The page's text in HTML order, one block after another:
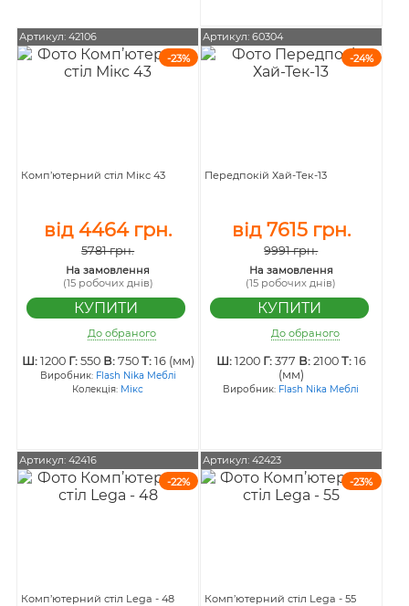
Артикул: 42106
-23%
Комп’ютерний стіл Мікс 43
від 4464 грн.
5781 грн.
На замовлення
(15 робочих днів)
До обраного
Ш: 1200Г: 550В: 750Т: 16 (мм)
Виробник: Flash Nika Меблі
Колекція: Мікс
Артикул: 60304
-24%
Передпокій Хай-Тек-13
від 7615 грн.
9991 грн.
На замовлення
(15 робочих днів)
До обраного
Ш: 1200Г: 377 В: 2100Т: 16
(мм)
Виробник: Flash Nika Меблі
Артикул: 42416
-22%
Комп’ютерний стіл Lega - 48
Артикул: 42423
-23%
Комп’ютерний стіл Lega - 55